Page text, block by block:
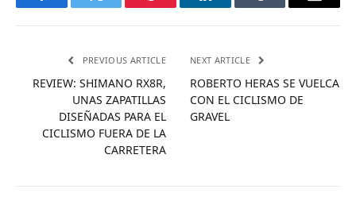
FacebookTwitter Pinterest LinkedInTumblr Email
PREVIOUS ARTICLE
REVIEW: SHIMANO RX8R,
UNAS ZAPATILLAS
DISEÑADAS PARA EL
CICLISMO FUERA DE LA
CARRETERA
NEXT ARTICLE
ROBERTO HERAS SE VUELCA
CON EL CICLISMO DE
GRAVEL